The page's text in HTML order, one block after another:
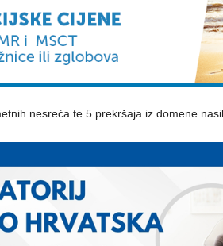
nesreća te 5 prekršaja iz domene